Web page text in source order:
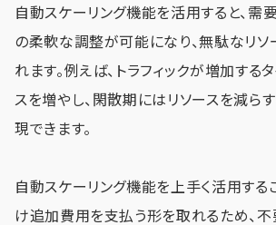
自動スケーリング機能を活用すると、需
の柔軟な調整が可能になり、無駄なリソ
れます。例えば、トラフィックが増加する
スを増やし、閑散期にはリソースを減ら
現できます。
自動スケーリング機能を上手く活用する
け追加費用を支払う形を取れるため、